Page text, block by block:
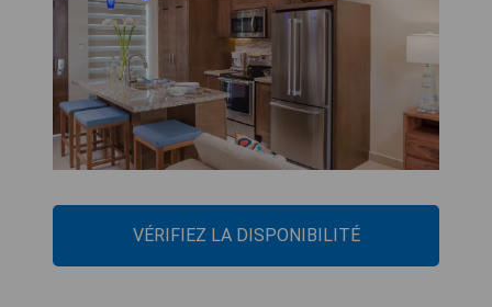
VÉRIFIEZ LA DISPONIBILITÉ